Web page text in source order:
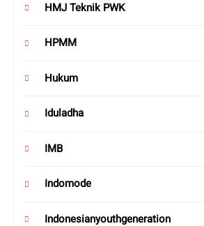
HMJ Teknik PWK
HPMM
Hukum
Iduladha
IMB
Indomode
Indonesianyouthgeneration